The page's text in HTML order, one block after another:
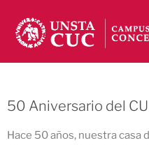
50 Aniversario del
Hace 50 años, nuestra casa